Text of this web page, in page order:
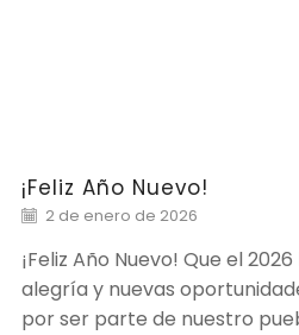
¡Feliz Año Nuevo!
2 de enero de 2026
¡Feliz Año Nuevo! Que el
alegría y nuevas
por ser parte de nuestro